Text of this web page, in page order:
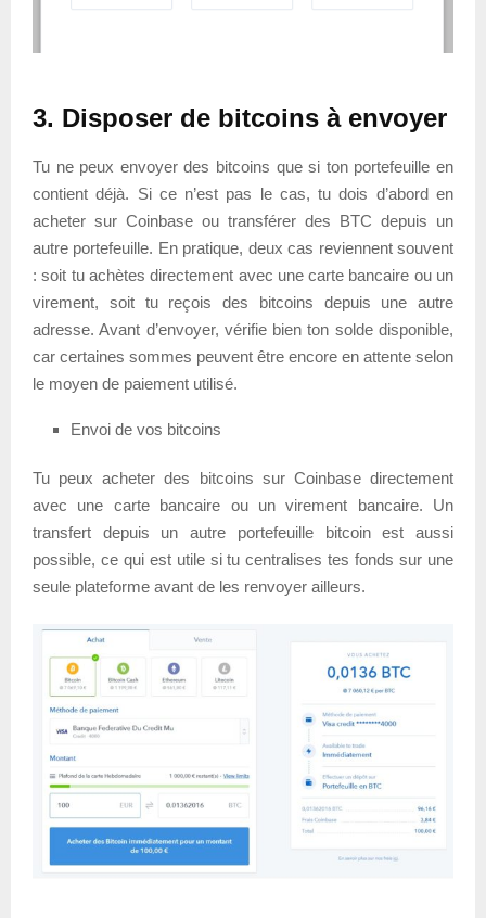
3. Disposer de bitcoins à envoyer
Tu ne peux envoyer des bitcoins que si ton portefeuille en
contient déjà. Si ce n’est pas le cas, tu dois d’abord en
acheter sur Coinbase ou transférer des BTC depuis un
autre portefeuille. En pratique, deux cas reviennent souvent
: soit tu achètes directement avec une carte bancaire ou un
virement, soit tu reçois des bitcoins depuis une autre
adresse. Avant d’envoyer, vérifie bien ton solde disponible,
car certaines sommes peuvent être encore en attente selon
le moyen de paiement utilisé.
Envoi de vos bitcoins
Tu peux acheter des bitcoins sur Coinbase directement
avec une carte bancaire ou un virement bancaire. Un
transfert depuis un autre portefeuille bitcoin est aussi
possible, ce qui est utile si tu centralises tes fonds sur une
seule plateforme avant de les renvoyer ailleurs.